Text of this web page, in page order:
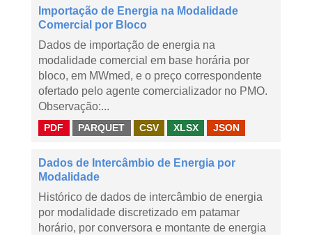
Importação de Energia na Modalidade
Comercial por Bloco
Dados de importação de energia na
modalidade comercial em base horária por
bloco, em MWmed, e o preço correspondente
ofertado pelo agente comercializador no PMO.
Observação:...
PDF PARQUET CSV XLSX JSON
Dados de Intercâmbio de Energia por
Modalidade
Histórico de dados de intercâmbio de energia
por modalidade discretizado em patamar
horário, por conversora e montante de energia